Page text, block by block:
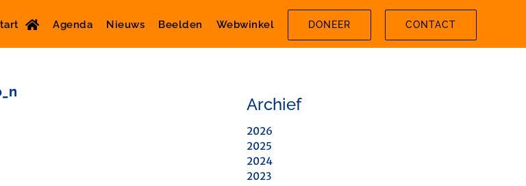
Agenda Nieuws Beelden Webwinkel DONEER CONTACT
Archief
2026
2025
2024
2023